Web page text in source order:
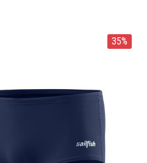
35%